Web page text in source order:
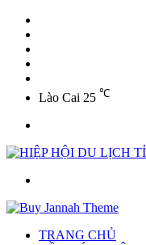
Lào Cai 25 ℃
TRANG CHỦ